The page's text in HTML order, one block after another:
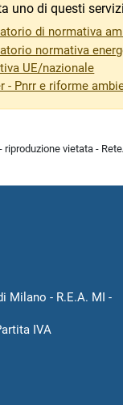
uno di questi
di normativa
normativa
UE/nazionale
- Pnrr e riforme
vietata -
Milano - R.E.A. MI -
IVA